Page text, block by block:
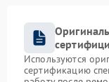
Используются
сертификацию